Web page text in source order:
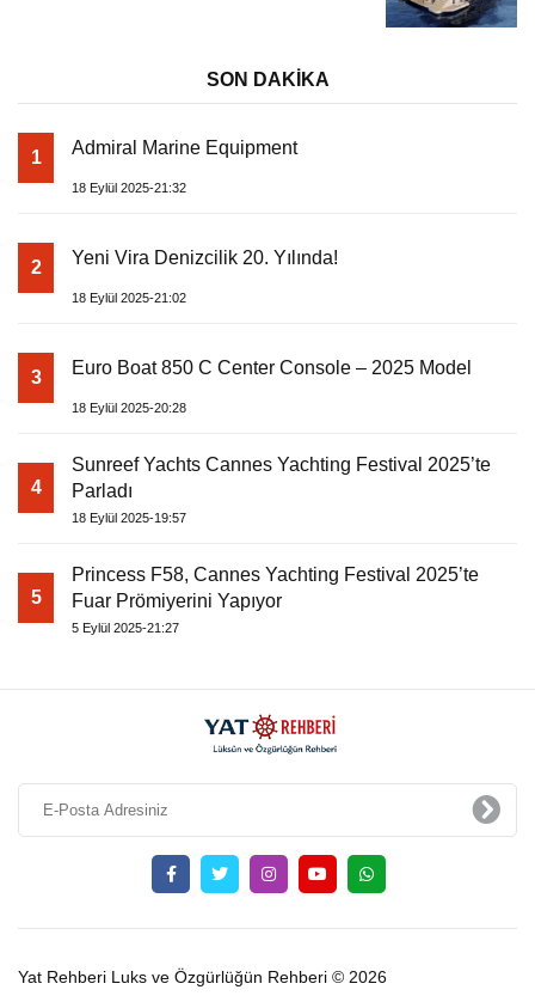
SON DAKİKA
1 Admiral Marine Equipment
18 Eylül 2025-21:32
2 Yeni Vira Denizcilik 20. Yılında!
18 Eylül 2025-21:02
3 Euro Boat 850 C Center Console – 2025 Model
18 Eylül 2025-20:28
4
Sunreef Yachts Cannes Yachting Festival 2025’te
Parladı
18 Eylül 2025-19:57
5
Princess F58, Cannes Yachting Festival 2025’te
Fuar Prömiyerini Yapıyor
5 Eylül 2025-21:27
Yat Rehberi Luks ve Özgürlüğün Rehberi © 2026